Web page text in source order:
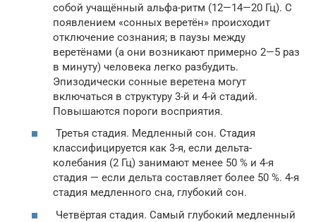
собой учащённый альфа-ритм (12—14—20 Гц). С
появлением «сонных веретён» происходит
отключение сознания; в паузы между
веретёнами (а они возникают примерно 2—5 раз
в минуту) человека легко разбудить.
Эпизодически сонные веретена могут
включаться в структуру 3-й и 4-й стадий.
Повышаются пороги восприятия.
Третья стадия. Медленный сон. Стадия
классифицируется как 3-я, если дельта-
колебания (2 Гц) занимают менее 50 % и 4-я
стадия — если дельта составляет более 50 %. 4-я
стадия медленного сна, глубокий сон.
Четвёртая стадия. Самый глубокий медленный